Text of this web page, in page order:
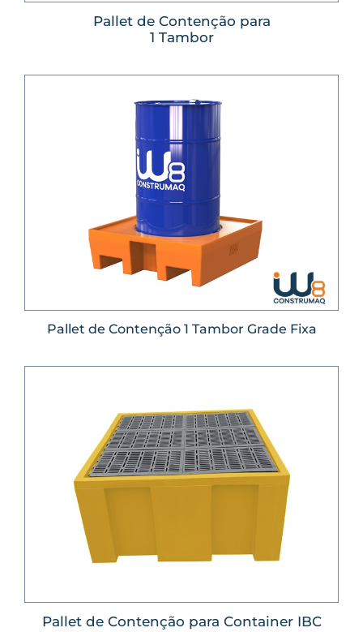
Pallet de Contenção para
1 Tambor
Pallet de Contenção 1 Tambor Grade Fixa
Pallet de Contenção para Container IBC